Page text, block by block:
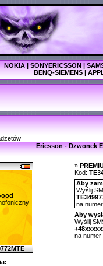
NOKIA|SONYERICSSON|
BENQ-SIEMENS|
Ericsson - Dzwonek
»
Kod:
Aby
Wyślij
na
Aby
Wyślij
na numer